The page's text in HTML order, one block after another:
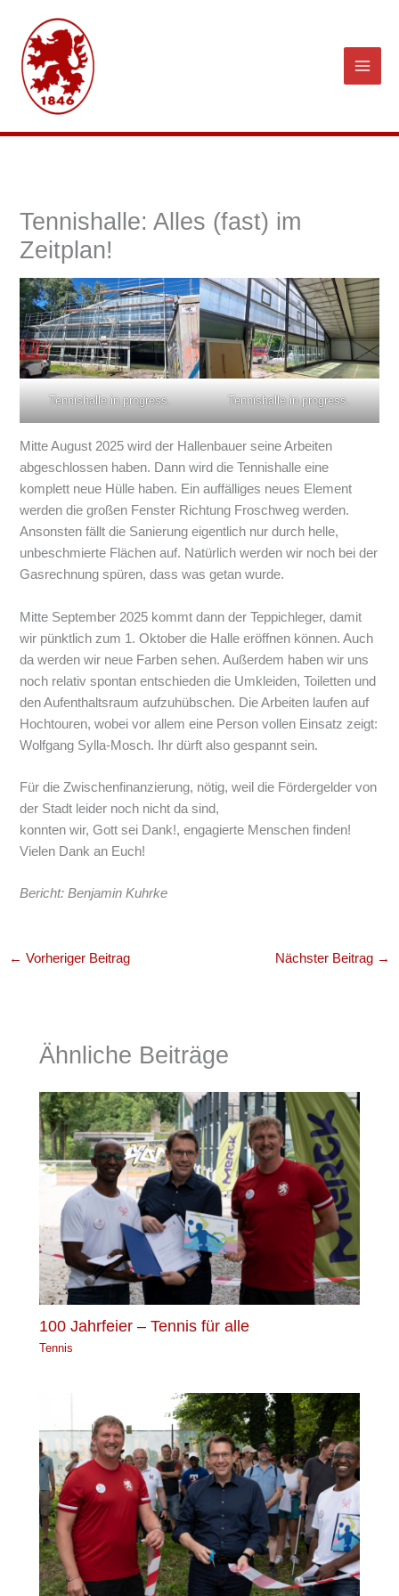
springen
Tennishalle: Alles (fast) im
Zeitplan!
Tennishalle in progress. Tennishalle in progress.
Mitte August 2025 wird der Hallenbauer seine Arbeiten
abgeschlossen haben. Dann wird die Tennishalle eine
komplett neue Hülle haben. Ein auffälliges neues Element
werden die großen Fenster Richtung Froschweg werden.
Ansonsten fällt die Sanierung eigentlich nur durch helle,
unbeschmierte Flächen auf. Natürlich werden wir noch bei der
Gasrechnung spüren, dass was getan wurde.
Mitte September 2025 kommt dann der Teppichleger, damit
wir pünktlich zum 1. Oktober die Halle eröffnen können. Auch
da werden wir neue Farben sehen. Außerdem haben wir uns
noch relativ spontan entschieden die Umkleiden, Toiletten und
den Aufenthaltsraum aufzuhübschen. Die Arbeiten laufen auf
Hochtouren, wobei vor allem eine Person vollen Einsatz zeigt:
Wolfgang Sylla-Mosch. Ihr dürft also gespannt sein.
Für die Zwischenfinanzierung, nötig, weil die Fördergelder von
der Stadt leider noch nicht da sind,
konnten wir, Gott sei Dank!, engagierte Menschen finden!
Vielen Dank an Euch!
Bericht: Benjamin Kuhrke
← Vorheriger Beitrag Nächster Beitrag →
Ähnliche Beiträge
100 Jahrfeier – Tennis für alle
Tennis